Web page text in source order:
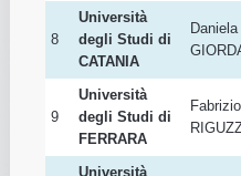
7
degli Studi di
CASSINO e
del Lazio
Meridionale
Claudio
Università
degli Studi di
CATANIA
Daniela